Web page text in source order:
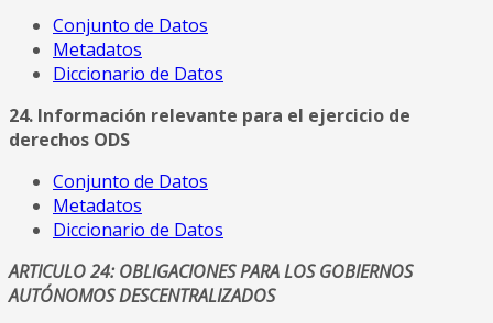
Conjunto de Datos
Metadatos
Diccionario de Datos
24. Información relevante para el ejercicio de
derechos ODS
Conjunto de Datos
Metadatos
Diccionario de Datos
ARTICULO 24: OBLIGACIONES PARA LOS GOBIERNOS
AUTÓNOMOS DESCENTRALIZADOS